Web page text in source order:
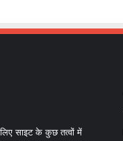
साइट के कुछ तत्वों में